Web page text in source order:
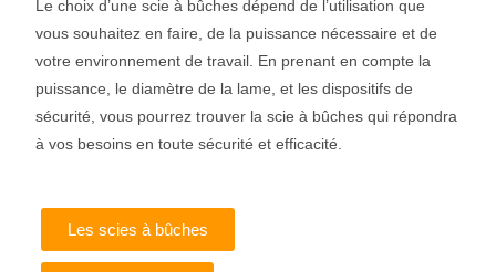
Le choix d’une scie à bûches dépend de l’utilisation que
vous souhaitez en faire, de la puissance nécessaire et de
votre environnement de travail. En prenant en compte la
puissance, le diamètre de la lame, et les dispositifs de
sécurité, vous pourrez trouver la scie à bûches qui répondra
à vos besoins en toute sécurité et efficacité.
Les scies à bûches